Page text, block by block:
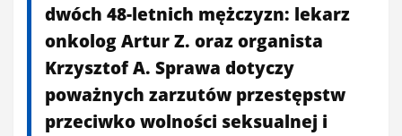
dwóch 48-letnich mężczyzn: lekarz
onkolog Artur Z. oraz organista
Krzysztof A. Sprawa dotyczy
poważnych zarzutów przestępstw
przeciwko wolności seksualnej i